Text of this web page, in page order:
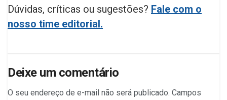
Dúvidas, críticas ou sugestões? Fale com o
nosso time editorial.
Deixe um comentário
O seu endereço de e-mail não será publicado. Campos